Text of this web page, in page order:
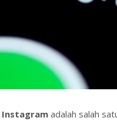
Instagram adalah salah